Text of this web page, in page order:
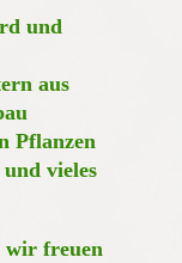
und
aus
Pflanzen
vieles
wir freuen